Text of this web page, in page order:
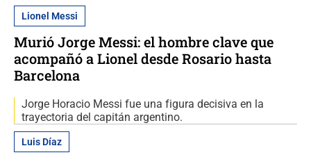
Lionel Messi
Murió Jorge Messi: el hombre clave que
acompañó a Lionel desde Rosario hasta
Barcelona
Jorge Horacio Messi fue una figura decisiva en la
trayectoria del capitán argentino.
Luis Díaz